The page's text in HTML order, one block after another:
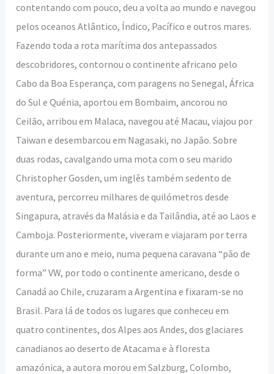
contentando com pouco, deu a volta ao mundo e navegou
pelos oceanos Atlântico, Índico, Pacífico e outros mares.
Fazendo toda a rota marítima dos antepassados
descobridores, contornou o continente africano pelo
Cabo da Boa Esperança, com paragens no Senegal, África
do Sul e Quénia, aportou em Bombaim, ancorou no
Ceilão, arribou em Malaca, navegou até Macau, viajou por
Taiwan e desembarcou em Nagasaki, no Japão. Sobre
duas rodas, cavalgando uma mota com o seu marido
Christopher Gosden, um inglês também sedento de
aventura, percorreu milhares de quilómetros desde
Singapura, através da Malásia e da Tailândia, até ao Laos e
Camboja. Posteriormente, viveram e viajaram por terra
durante um ano e meio, numa pequena caravana “pão de
forma” VW, por todo o continente americano, desde o
Canadá ao Chile, cruzaram a Argentina e fixaram-se no
Brasil. Para lá de todos os lugares que conheceu em
quatro continentes, dos Alpes aos Andes, dos glaciares
canadianos ao deserto de Atacama e à floresta
amazónica, a autora morou em Salzburg, Colombo,